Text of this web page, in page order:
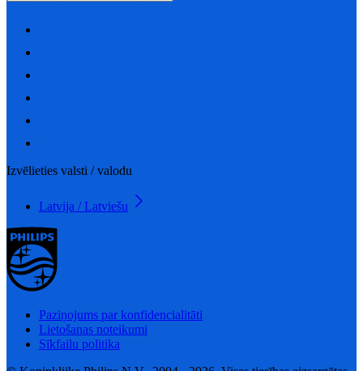
Izvēlieties valsti / valodu
Latvija / Latviešu
Paziņojums par konfidencialitāti
Lietošanas noteikumi
Sīkfailu politika